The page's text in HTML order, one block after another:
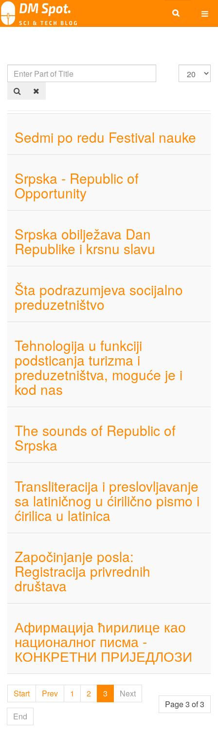
Sedmi po redu Festival nauke
Srpska - Republic of
Opportunity
Srpska obilježava Dan
Republike i krsnu slavu
Šta podrazumjeva socijalno
preduzetništvo
Tehnologija u funkciji
podsticanja turizma i
preduzetništva, moguće je i
kod nas
The sounds of Republic of
Srpska
Transliteracija i preslovljavanje
sa latiničnog u ćirilično pismo i
ćirilica u latinica
Započinjanje posla:
Registracija privrednih
društava
Афирмација ћирилице као
националног писма -
КОНКРЕТНИ ПРИЈЕДЛОЗИ
Page 3 of 3
Start Prev 1 2 3 Next
End